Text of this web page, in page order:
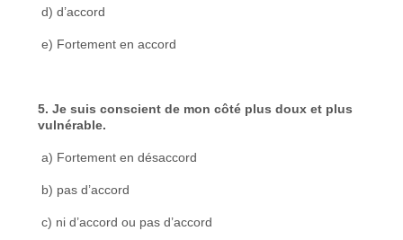
d) d’accord
e) Fortement en accord
5. Je suis conscient de mon côté plus doux et plus
vulnérable.
a) Fortement en désaccord
b) pas d’accord
c) ni d’accord ou pas d’accord